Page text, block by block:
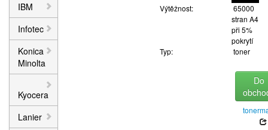
IBM
Infotec
Konica
Minolta
Kyocera
Lanier
Výtěžnost:
65000
stran A4
při 5%
pokrytí
Typ:
toner
Do